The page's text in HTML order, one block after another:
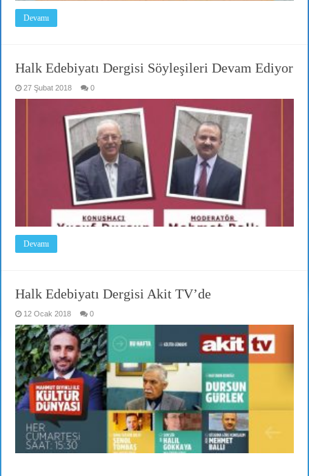
Devamı
Halk Edebiyatı Dergisi Söyleşileri Devam Ediyor
27 Şubat 2018 0
Devamı
Halk Edebiyatı Dergisi Akit TV’de
12 Ocak 2018 0